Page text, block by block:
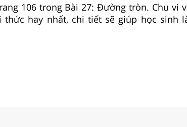
106 trong Bài 27: Đường tròn. Chu vi
hay nhất, chi tiết sẽ giúp học sinh